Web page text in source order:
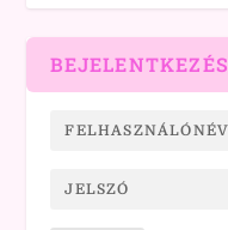
BEJELENTKEZÉS